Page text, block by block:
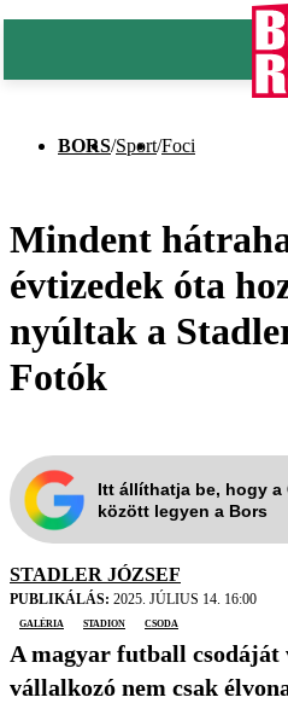
BORS/Sport/Foci
Mindent
évtizedek óta
nyúltak a
Fotók
Itt állíthatja be, hogy
között legyen a Bors
STADLER JÓZSEF
PUBLIKÁLÁS: 2025. JÚLIUS 14. 16:00
galéria
stadion csoda
A magyar futball csodáját
vállalkozó nem csak